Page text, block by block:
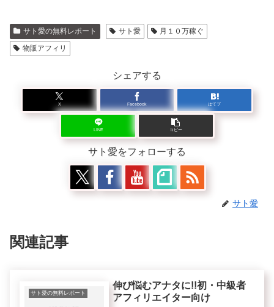
サト愛の無料レポート サト愛
月１０万稼ぐ
物販アフィリ
シェアする
X Facebook はてブ
LINE コピー
サト愛をフォローする
サト愛
関連記事
サト愛の無料レポート
伸び悩むアナタに!!初・中級者
アフィリエイター向け